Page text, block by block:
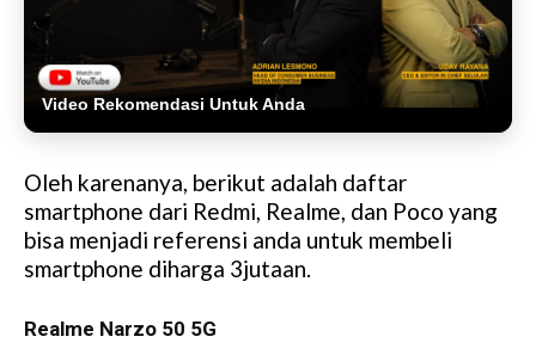
Video Rekomendasi Untuk Anda
Oleh karenanya, berikut adalah daftar
smartphone dari Redmi, Realme, dan Poco yang
bisa menjadi referensi anda untuk membeli
smartphone diharga 3jutaan.
Realme Narzo 50 5G